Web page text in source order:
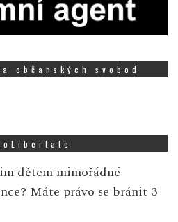
občanských svobod
dětem mimořádné
Máte právo se bránit 3